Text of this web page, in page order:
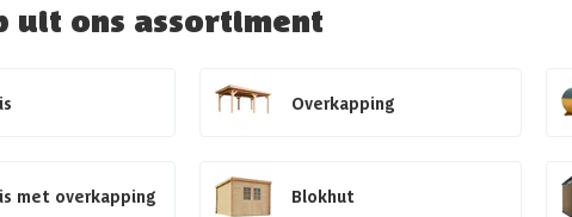
uit ons assortiment
Overkapping
met overkapping Blokhut